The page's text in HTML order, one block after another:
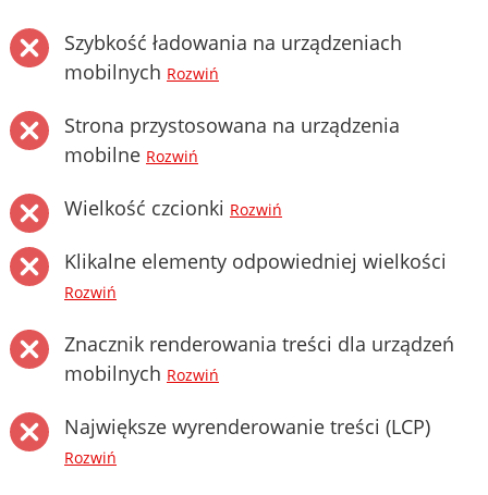
Szybkość ładowania na urządzeniach
mobilnych Rozwiń
Strona przystosowana na urządzenia
mobilne Rozwiń
Wielkość czcionki Rozwiń
Klikalne elementy odpowiedniej wielkości
Rozwiń
Znacznik renderowania treści dla urządzeń
mobilnych Rozwiń
Największe wyrenderowanie treści (LCP)
Rozwiń